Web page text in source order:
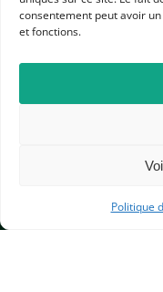
consentement peut avoir
et fonctions.
Politique
le 2 juillet 2020 COLLÈGE
BP